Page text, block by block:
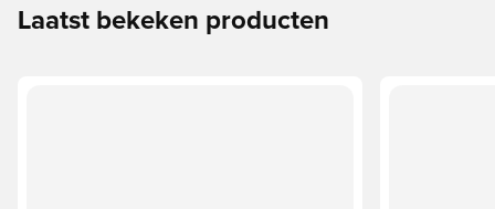
Laatst bekeken producten